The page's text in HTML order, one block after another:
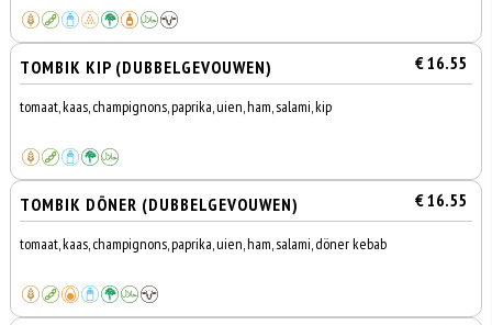
TOMBIK KIP (DUBBELGEVOUWEN) € 16.55
tomaat, kaas, champignons, paprika, uien, ham, salami, kip
TOMBIK DÖNER (DUBBELGEVOUWEN) € 16.55
tomaat, kaas, champignons, paprika, uien, ham, salami, döner kebab